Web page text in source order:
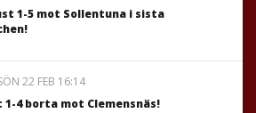
1-5 mot Sollentuna i sista
22 FEB 16:14
1-4 borta mot Clemensnäs!